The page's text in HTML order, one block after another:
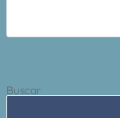
Buscar